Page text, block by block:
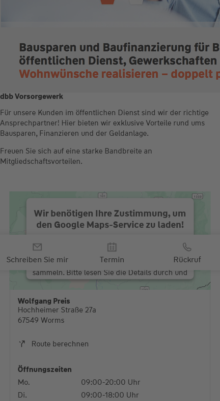
Ihrem Wüstenrot-Berater
Schreiben Sie mir
Termin Rückruf
dbb Vorsorgewerk
Für unsere Kunden im öffentlichen Dienst sind wir der richtige
Ansprechpartner! Hier bieten wir exklusive Vorteile rund ums
Bausparen, Finanzieren und der Geldanlage.
Freuen Sie sich auf eine starke Bandbreite an
Mitgliedschaftsvorteilen.
Wir benötigen Ihre Zustimmung, um
den Google Maps-Service zu laden!
Wir verwenden einen Service eines
Drittanbieters, um Karteninhalte einzubetten.
Dieser Service kann Daten zu Ihren Aktivitäten
sammeln. Bitte lesen Sie die Details durch und
stimmen Sie der Nutzung des Service zu, um
diese Karte anzuzeigen.
Mehr Informationen
Wolfgang Preis
Hochheimer Straße 27a
67549 Worms
Route berechnen
Öffnungszeiten
Mo.
09:00-20:00 Uhr
Di.
09:00-18:00 Uhr